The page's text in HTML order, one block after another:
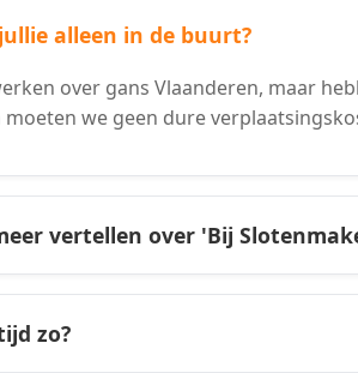
alleen in de buurt?
over gans Vlaanderen, maar
moeten we geen dure
vertellen over 'Bij
zo?